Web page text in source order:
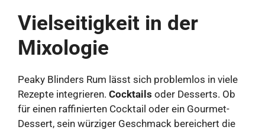
Vielseitigkeit in der
Mixologie
Peaky Blinders Rum lässt sich problemlos in viele
Rezepte integrieren. Cocktails oder Desserts. Ob
für einen raffinierten Cocktail oder ein Gourmet-
Dessert, sein würziger Geschmack bereichert die